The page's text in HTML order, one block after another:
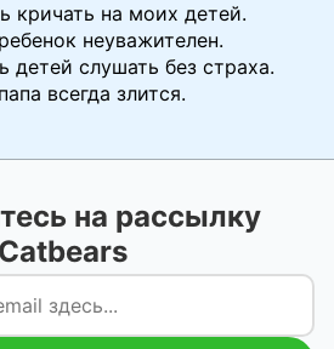
кричать на моих детей.
неуважителен.
детей слушать без страха.
всегда злится.
на рассылку
Catbears